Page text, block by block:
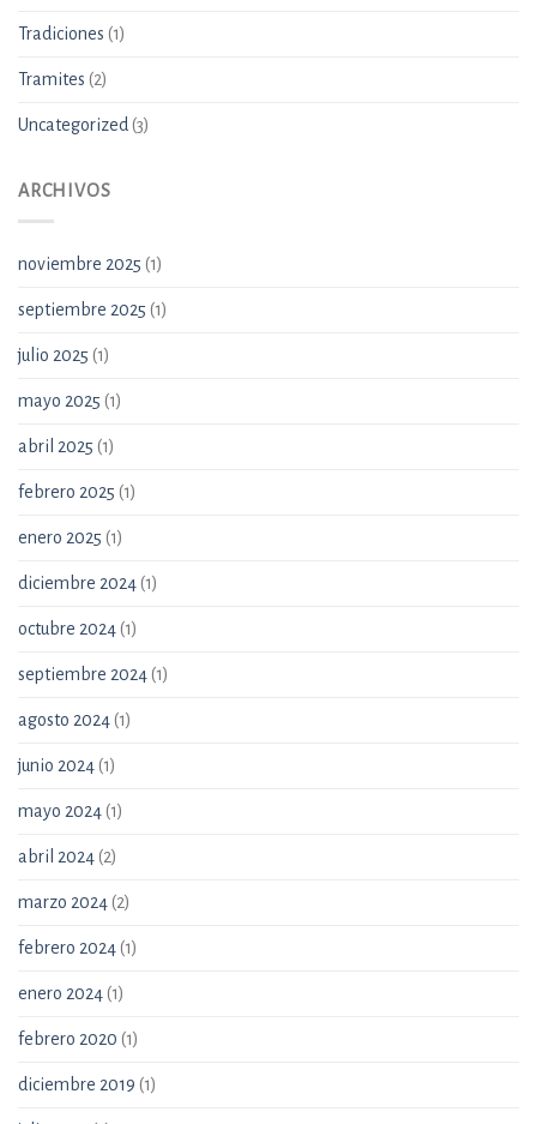
Tradiciones (1)
Tramites (2)
Uncategorized(3)
ARCHIVOS
noviembre 2025 (1)
septiembre 2025 (1)
julio 2025 (1)
mayo 2025 (1)
abril 2025 (1)
febrero 2025 (1)
enero 2025 (1)
diciembre 2024(1)
octubre 2024(1)
septiembre 2024(1)
agosto 2024(1)
junio 2024(1)
mayo 2024(1)
abril 2024(2)
marzo 2024(2)
febrero 2024(1)
enero 2024(1)
febrero 2020 (1)
diciembre 2019 (1)